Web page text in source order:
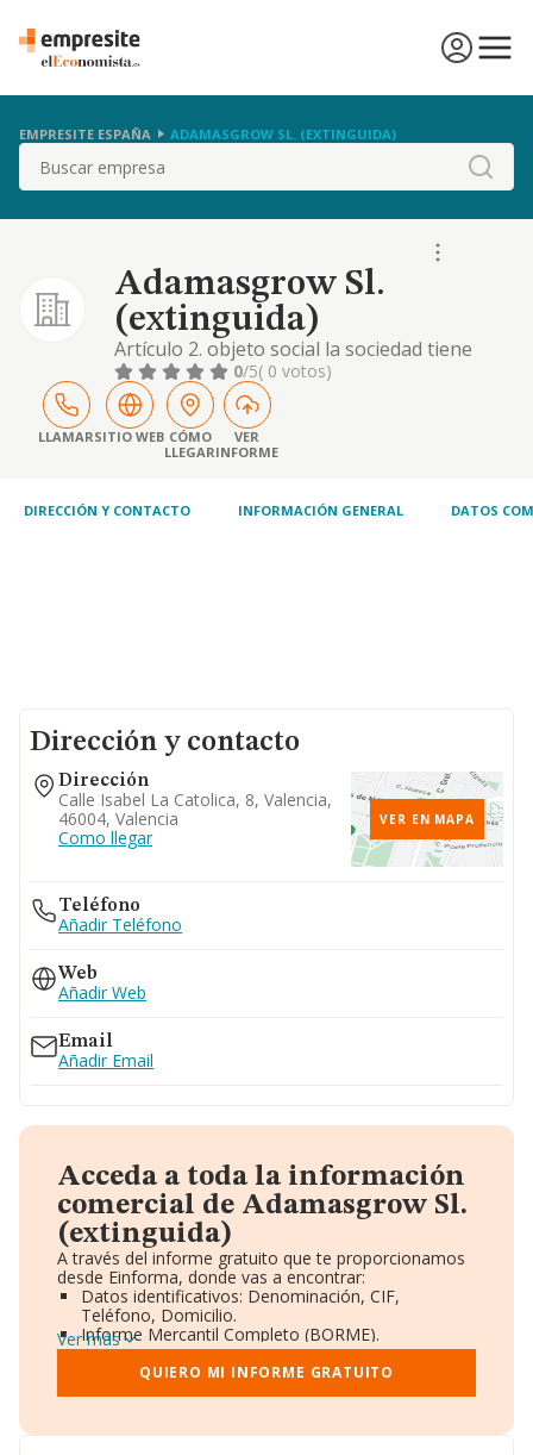
EMPRESITE ESPAÑA ADAMASGROW SL. (EXTINGUIDA)
Buscar
Adamasgrow Sl.
(extinguida)
Artículo 2. objeto social la sociedad tiene
como objeto social el desarrollo de las
siguientes actividades: a) la comercialización
y distribución al por mayor y al detalle,
importación y exportación, y venta de
prendas textiles de yoga, fitness y cualquier
0/5( 0 votos)
LLAMARSITIO WEB CÓMO
LLEGAR
VER
INFORME
DIRECCIÓN Y CONTACTO INFORMACIÓN GENERAL DATOS
Dirección y contacto
Dirección
Calle Isabel La Catolica, 8, Valencia,
46004, Valencia
Como llegar
VER EN MAPA
Teléfono
Añadir Teléfono
Web
Añadir Web
Email
Añadir Email
Acceda a toda la información
comercial de Adamasgrow Sl.
(extinguida)
A través del informe gratuito que te proporcionamos
desde Einforma, donde vas a encontrar:
Datos identificativos: Denominación, CIF,
Teléfono, Domicilio.
Informe Mercantil Completo (BORME).
Gráficos de Evolución Ventas y Empleados.
Consejo de Administración y Administradores.
Directivos y Ejecutivos.
Ver más
QUIERO MI INFORME GRATUITO